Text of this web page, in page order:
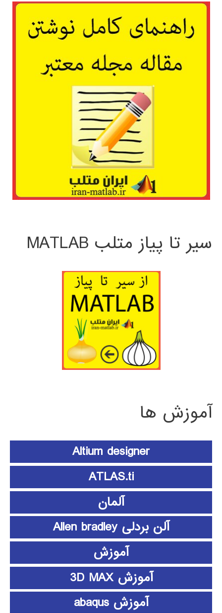
سیر تا پیاز متلب MATLAB
آموزش ها
Altium designer
ATLAS.ti
آلمان
آلن بردلی Allen bradley
آموزش
آموزش 3D MAX
آموزش abaqus